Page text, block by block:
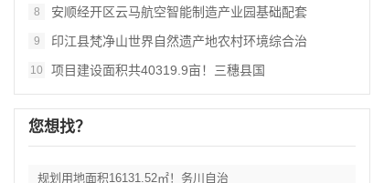
8 安顺经开区云马航空智能制造产业园基础配套
9 印江县梵净山世界自然遗产地农村环境综合治
10 项目建设面积共40319.9亩！三穗县国
您想找？
规划用地面积16131.52㎡！务川自治